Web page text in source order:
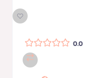
0.0